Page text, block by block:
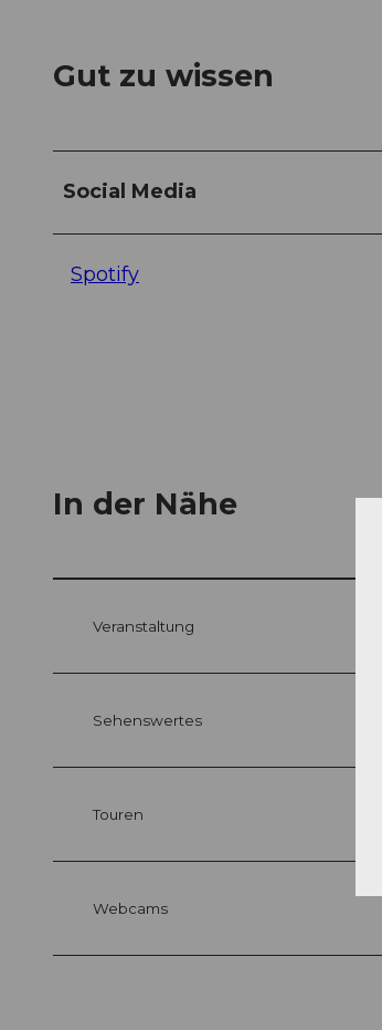
Gut zu wissen
Social Media
Spotify
In der Nähe
Veranstaltung
Sehenswertes
Touren
Webcams